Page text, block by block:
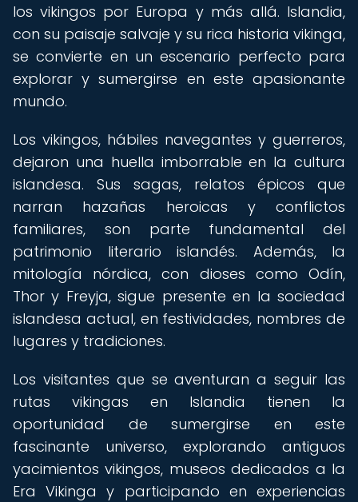
los vikingos por Europa y más allá. Islandia,
con su paisaje salvaje y su rica historia vikinga,
se convierte en un escenario perfecto para
explorar y sumergirse en este apasionante
mundo.
Los vikingos, hábiles navegantes y guerreros,
dejaron una huella imborrable en la cultura
islandesa. Sus sagas, relatos épicos que
narran hazañas heroicas y conflictos
familiares, son parte fundamental del
patrimonio literario islandés. Además, la
mitología nórdica, con dioses como Odín,
Thor y Freyja, sigue presente en la sociedad
islandesa actual, en festividades, nombres de
lugares y tradiciones.
Los visitantes que se aventuran a seguir las
rutas vikingas en Islandia tienen la
oportunidad de sumergirse en este
fascinante universo, explorando antiguos
yacimientos vikingos, museos dedicados a la
Era Vikinga y participando en experiencias